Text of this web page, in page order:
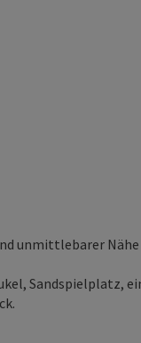
unmittlebarer
Sandspielplatz,